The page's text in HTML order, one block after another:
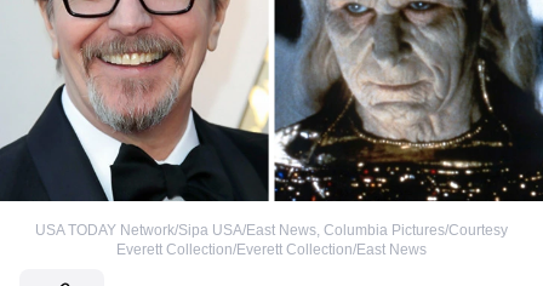
USA TODAY Network/Sipa USA/East News, Columbia Pictures/Courtesy
Everett Collection/Everett Collection/East News